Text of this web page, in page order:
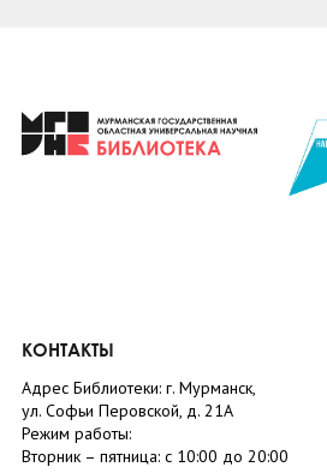
КОНТАКТЫ
Адрес Библиотеки: г. Мурманск,
ул. Софьи Перовской, д. 21А
Режим работы:
Вторник – пятница: с 10:00 до 20:00